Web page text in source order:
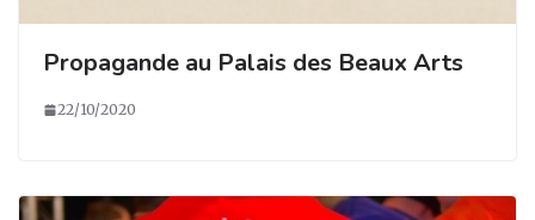
Propagande au Palais des Beaux Arts
22/10/2020